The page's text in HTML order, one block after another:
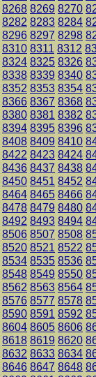
8268 8269 8270
8282 8283 8284
8296 8297 8298
8310 8311 8312
8324 8325 8326
8338 8339 8340
8352 8353 8354
8366 8367 8368
8380 8381 8382
8394 8395 8396
8408 8409 8410
8422 8423 8424
8436 8437 8438
8450 8451 8452
8464 8465 8466
8478 8479 8480
8492 8493 8494
8506 8507 8508
8520 8521 8522
8534 8535 8536
8548 8549 8550
8562 8563 8564
8576 8577 8578
8590 8591 8592
8604 8605 8606
8618 8619 8620
8632 8633 8634
8646 8647 8648